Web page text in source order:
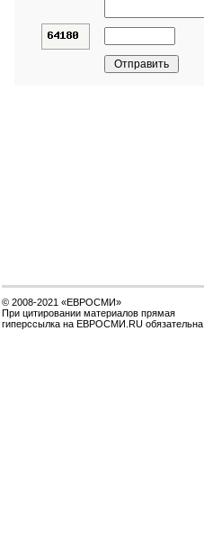
© 2008-2021 «ЕВРОСМИ»
При цитировании материалов прямая
гиперссылка на ЕВРОСМИ.RU обязательна.